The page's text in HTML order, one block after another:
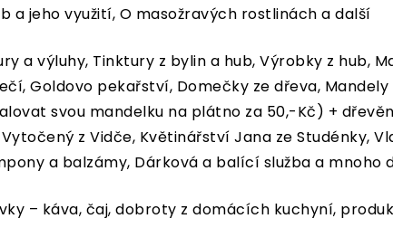
a jeho využití, O masožravých rostlinách a další
a výluhy, Tinktury z bylin a hub, Výrobky z hub,
Goldovo pekařství, Domečky ze dřeva,
svou mandelku na plátno za 50,-Kč) +
z Vidče, Květinářství Jana ze Studénky,
a balzámy, Dárková a balící služba a mnoho
– káva, čaj, dobroty z domácích kuchyní,